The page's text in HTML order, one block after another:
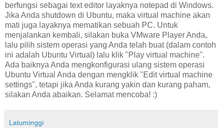
berfungsi sebagai text editor layaknya notepad di Windows.
Jika Anda shutdown di Ubuntu, maka virtual machine akan
mati juga layaknya mematikan sebuah PC. Untuk
menjalankan kembali, silakan buka VMware Player Anda,
lalu pilih sistem operasi yang Anda telah buat (dalam contoh
ini adalah Ubuntu Virtual) lalu klik "Play virtual machine".
Ada baiknya Anda mengkonfigurasi ulang sistem operasi
Ubuntu Virtual Anda dengan mengklik "Edit virtual machine
settings", tetapi jika Anda kurang yakin dan kurang paham,
silakan Anda abaikan. Selamat mencoba! :)
Latuminggi